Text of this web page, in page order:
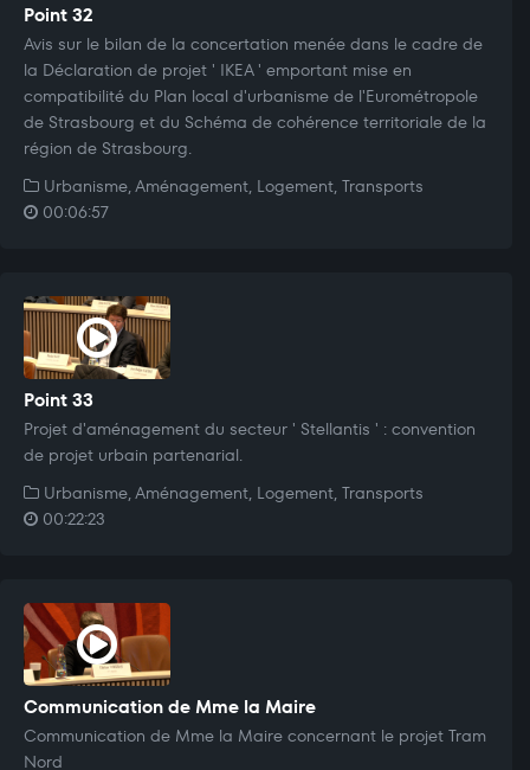
Point 32
Avis sur le bilan de la concertation menée dans le cadre de
la Déclaration de projet ' IKEA ' emportant mise en
compatibilité du Plan local d'urbanisme de l'Eurométropole
de Strasbourg et du Schéma de cohérence territoriale de la
région de Strasbourg.
Urbanisme, Aménagement, Logement, Transports
00:06:57
Point 33
Projet d'aménagement du secteur ' Stellantis ' : convention
de projet urbain partenarial.
Urbanisme, Aménagement, Logement, Transports
00:22:23
Communication de Mme la Maire
Communication de Mme la Maire concernant le projet Tram
Nord